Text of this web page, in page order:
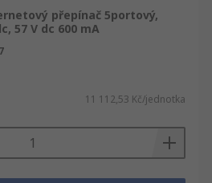
přepínač 5portový,
57 V dc 600 mA
11 112,53 Kč/jednotka